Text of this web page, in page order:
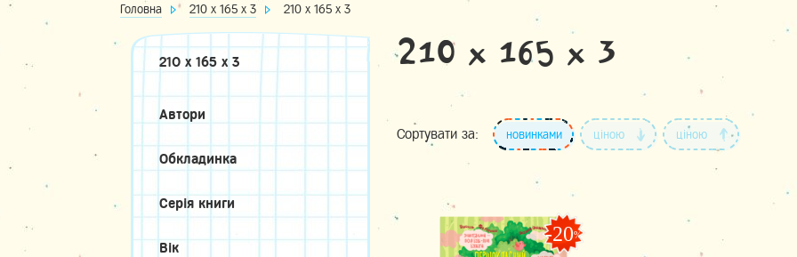
Головна 210 х 165 х 3 210 х 165 х 3
210 х 165 х 3
Автори
Обкладинка
Серія книги
Вік
210 х 165 х 3
Сортувати за: новинками ціною ціною
-20%